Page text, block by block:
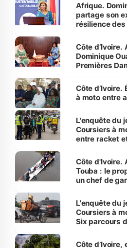
Afrique.
partage son
résilience
Côte
Dominique
Premières
Côte
à moto entre
L'enquête du
Coursiers à
entre racket
Côte d'Ivoire.
Touba : le
un chef de
L'enquête du
Coursiers à
Six parcours
Côte d’Ivoire,